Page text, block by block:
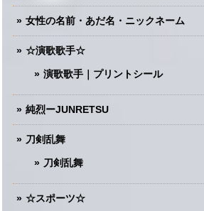
女性の名前・あだ名・ニックネーム
☆演歌歌手☆
演歌歌手｜プリントシール
純烈ーJUNRETSU
刀剣乱舞
刀剣乱舞
☆スポーツ☆